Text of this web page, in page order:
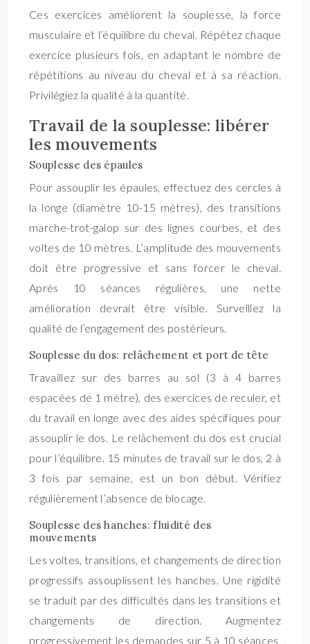
Ces exercices améliorent la souplesse, la force
musculaire et l’équilibre du cheval. Répétez chaque
exercice plusieurs fois, en adaptant le nombre de
répétitions au niveau du cheval et à sa réaction.
Privilégiez la qualité à la quantité.
Travail de la souplesse: libérer
les mouvements
Souplesse des épaules
Pour assouplir les épaules, effectuez des cercles à
la longe (diamètre 10-15 mètres), des transitions
marche-trot-galop sur des lignes courbes, et des
voltes de 10 mètres. L’amplitude des mouvements
doit être progressive et sans forcer le cheval.
Après 10 séances régulières, une nette
amélioration devrait être visible. Surveillez la
qualité de l’engagement des postérieurs.
Souplesse du dos: relâchement et port de tête
Travaillez sur des barres au sol (3 à 4 barres
espacées de 1 mètre), des exercices de reculer, et
du travail en longe avec des aides spécifiques pour
assouplir le dos. Le relâchement du dos est crucial
pour l’équilibre. 15 minutes de travail sur le dos, 2 à
3 fois par semaine, est un bon début. Vérifiez
régulièrement l’absence de blocage.
Souplesse des hanches: fluidité des
mouvements
Les voltes, transitions, et changements de direction
progressifs assouplissent les hanches. Une rigidité
se traduit par des difficultés dans les transitions et
changements de direction. Augmentez
progressivement les demandes sur 5 à 10 séances.